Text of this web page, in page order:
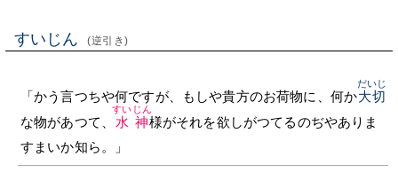
すいじん (逆引き)
「かう言つちや何ですが、もしや貴方のお荷物に、何か大切
だいじ
な物があつて、 水神
すいじん
様がそれを欲しがつてるのぢやありま
すまいか知ら。」